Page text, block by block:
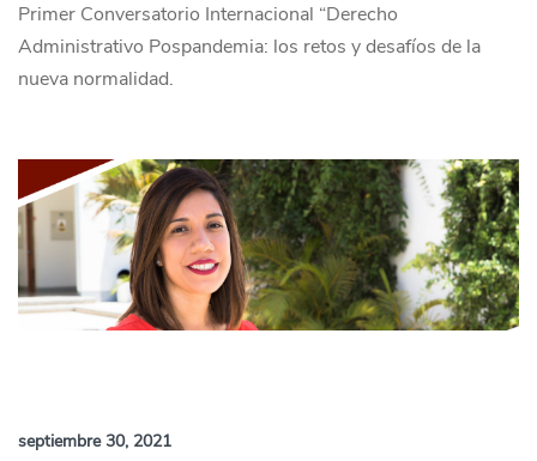
Primer Conversatorio Internacional “Derecho
Administrativo Pospandemia: los retos y desafíos de la
nueva normalidad.
septiembre 30, 2021